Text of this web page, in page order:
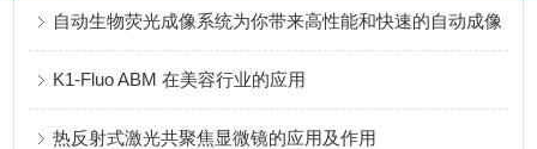
自动生物荧光成像系统为你带来高性能和快速的自动成像
K1-Fluo ABM 在美容行业的应用
热反射式激光共聚焦显微镜的应用及作用